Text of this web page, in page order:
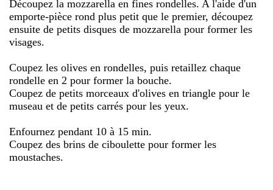
Découpez la mozzarella en fines rondelles. A l'aide d'un
emporte-pièce rond plus petit que le premier, découpez
ensuite de petits disques de mozzarella pour former les
visages.
Coupez les olives en rondelles, puis retaillez chaque
rondelle en 2 pour former la bouche.
Coupez de petits morceaux d'olives en triangle pour le
museau et de petits carrés pour les yeux.
Enfournez pendant 10 à 15 min.
Coupez des brins de ciboulette pour former les
moustaches.